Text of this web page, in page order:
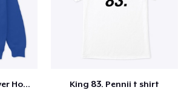
King 83 Pennii Pullover Hoodie King 83. Pennii t shirt